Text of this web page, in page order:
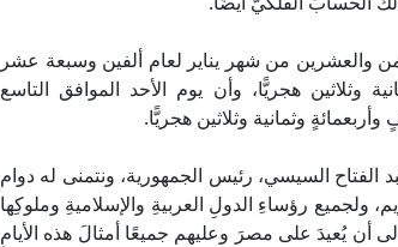
والعشرين من شهر يناير لعام ألفين وسبعة عشر
وثلاثين هجريًّا، وأن يوم الأحد الموافق التاسع
وثمانية وثلاثين هجريًّا.
الفتاح السيسي، رئيس الجمهورية، ونتمنى له دوام
ولجميع رؤساءِ الدولِ العربيةِ والإسلاميةِ وملوكِها
أن يُعيدَ على مصرَ وعليهم جميعًا أمثالَ هذه الأيامِ